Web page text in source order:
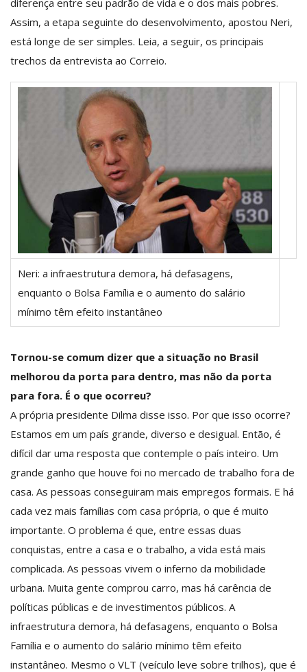
Assim, a etapa seguinte do desenvolvimento, apostou Neri,
está longe de ser simples. Leia, a seguir, os principais
trechos da entrevista ao Correio.
Neri: a infraestrutura demora, há defasagens,
enquanto o Bolsa Família e o aumento do salário
mínimo têm efeito instantâneo
Tornou-se comum dizer que a situação no Brasil
melhorou da porta para dentro, mas não da porta
para fora. É o que ocorreu?
A própria presidente Dilma disse isso. Por que isso ocorre?
Estamos em um país grande, diverso e desigual. Então, é
difícil dar uma resposta que contemple o país inteiro. Um
grande ganho que houve foi no mercado de trabalho fora de
casa. As pessoas conseguiram mais empregos formais. E há
cada vez mais famílias com casa própria, o que é muito
importante. O problema é que, entre essas duas
conquistas, entre a casa e o trabalho, a vida está mais
complicada. As pessoas vivem o inferno da mobilidade
urbana. Muita gente comprou carro, mas há carência de
políticas públicas e de investimentos públicos. A
infraestrutura demora, há defasagens, enquanto o Bolsa
Família e o aumento do salário mínimo têm efeito
instantâneo. Mesmo o VLT (veículo leve sobre trilhos), que é